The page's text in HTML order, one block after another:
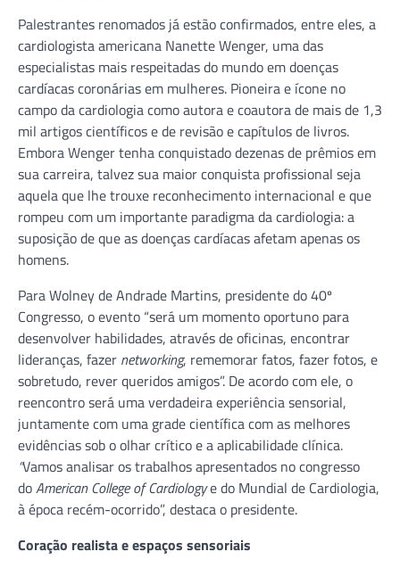
Palestrantes renomados já estão confirmados, entre eles, a
cardiologista americana Nanette Wenger, uma das
especialistas mais respeitadas do mundo em doenças
cardíacas coronárias em mulheres. Pioneira e ícone no
campo da cardiologia como autora e coautora de mais de 1,3
mil artigos científicos e de revisão e capítulos de livros.
Embora Wenger tenha conquistado dezenas de prêmios em
sua carreira, talvez sua maior conquista profissional seja
aquela que lhe trouxe reconhecimento internacional e que
rompeu com um importante paradigma da cardiologia: a
suposição de que as doenças cardíacas afetam apenas os
homens.
Para Wolney de Andrade Martins, presidente do 40º
Congresso, o evento “será um momento oportuno para
desenvolver habilidades, através de oficinas, encontrar
lideranças, fazer networking, rememorar fatos, fazer fotos, e
sobretudo, rever queridos amigos”. De acordo com ele, o
reencontro será uma verdadeira experiência sensorial,
juntamente com uma grade científica com as melhores
evidências sob o olhar crítico e a aplicabilidade clínica.
“Vamos analisar os trabalhos apresentados no congresso
doAmerican College of Cardiologye do Mundial de Cardiologia,
à época recém-ocorrido”, destaca o presidente.
Coração realista e espaços sensoriais